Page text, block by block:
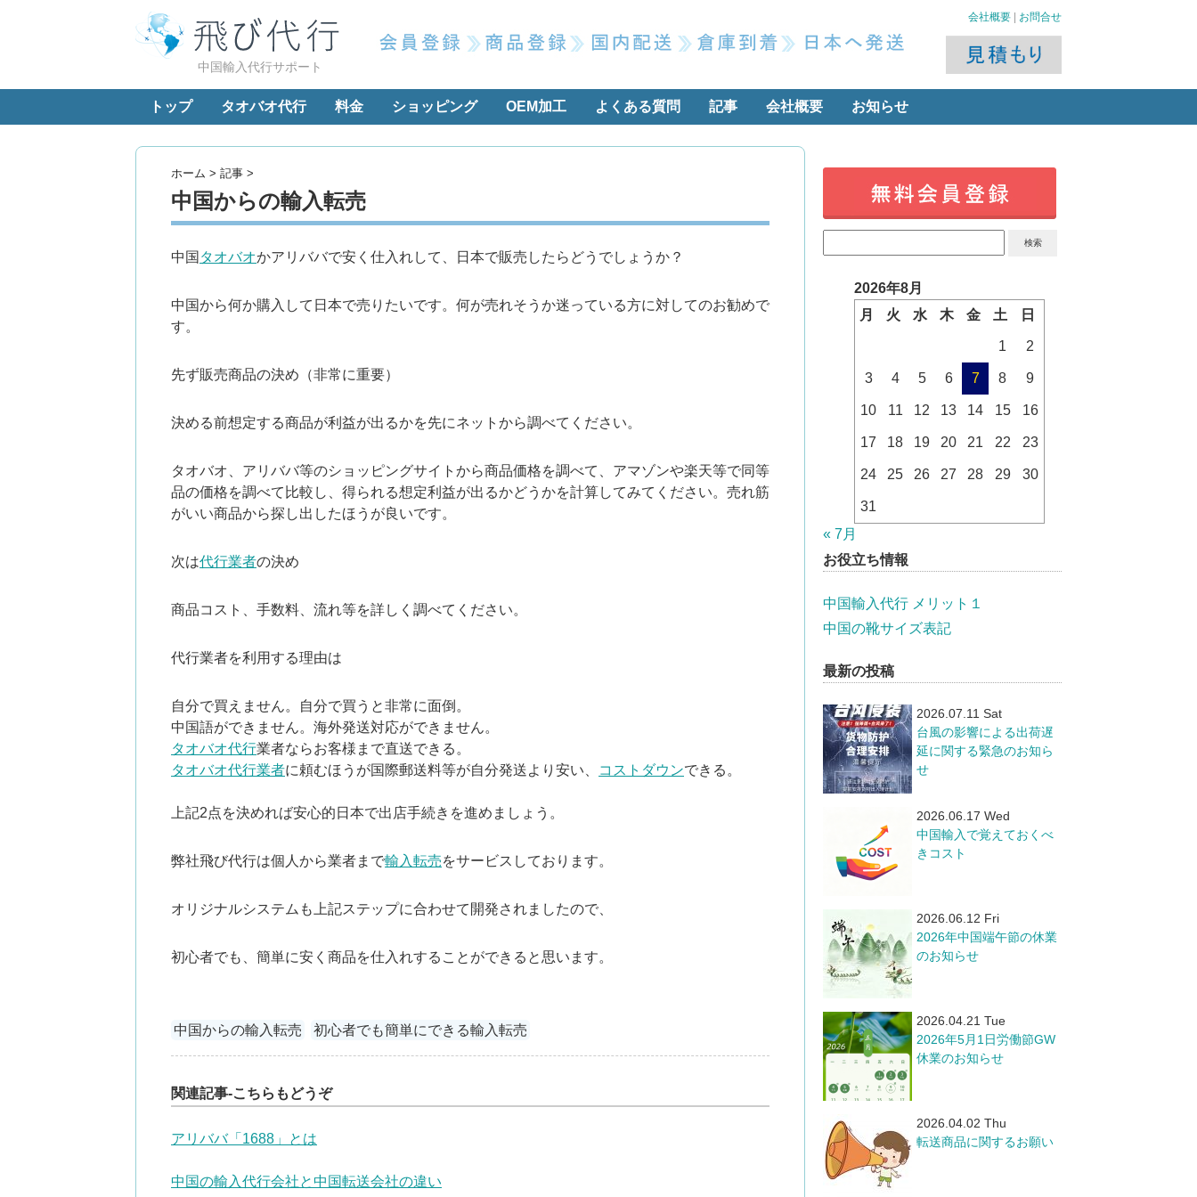
中国輸入代行サポート
会社概要 お問合せ
トップ タオバオ代行 料金 ショッピング OEM加工 よくある質問 記事 会社概要 お知らせ
ホーム > 記事 >
中国からの輸入転売
中国 タオバオかアリババで安く仕入れして、日本で販売したらどうでしょうか？
中国から何か購入して日本で売りたいです。何が売れそうか迷っている方に対してのお勧めで
す。
先ず販売商品の決め（非常に重要）
決める前想定する商品が利益が出るかを先にネットから調べてください。
タオバオ、アリババ等のショッピングサイトから商品価格を調べて、アマゾンや楽天等で同等
品の価格を調べて比較し、得られる想定利益が出るかどうかを計算してみてください。売れ筋
がいい商品から探し出したほうが良いです。
次は代行業者の決め
商品コスト、手数料、流れ等を詳しく調べてください。
代行業者を利用する理由は
自分で買えません。自分で買うと非常に面倒。
中国語ができません。海外発送対応ができません。
タオバオ代行業者ならお客様まで直送できる。
タオバオ代行業者に頼むほうが国際郵送料等が自分発送より安い、 コストダウンできる。
上記2点を決めれば安心的日本で出店手続きを進めましょう。
弊社飛び代行は個人から業者まで輸入転売をサービスしております。
オリジナルシステムも上記ステップに合わせて開発されましたので、
初心者でも、簡単に安く商品を仕入れすることができると思います。
中国からの輸入転売 初心者でも簡単にできる輸入転売
関連記事-こちらもどうぞ
アリババ「1688」とは
中国の輸入代行会社と中国転送会社の違い
2026年8月
月
火 水 木 金 土 日
1 2
3 4 5 6 7 8 9
10 11 12 13 14 15 16
17 18 19 20 21 22 23
24 25 26 27 28 29 30
31
« 7月
お役立ち情報
中国輸入代行 メリット１
中国の靴サイズ表記
最新の投稿
2026.07.11 Sat
台風の影響による出荷遅
延に関する緊急のお知ら
せ
2026.06.17 Wed
中国輸入で覚えておくべ
きコスト
2026.06.12 Fri
​2026年中国端午節の休業
のお知らせ
2026.04.21 Tue
​2026年5月1日労働節GW
休業のお知らせ
2026.04.02 Thu
転送商品に関するお願い